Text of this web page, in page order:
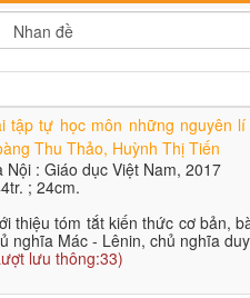
tập tự học môn những nguyên
Thu Thảo, Huỳnh Thị Tiến
Nội : Giáo dục Việt Nam, 2017
; 24cm.
thiệu tóm tắt kiến thức cơ bản,
nghĩa Mác - Lênin, chủ nghĩa
lưu thông:33)